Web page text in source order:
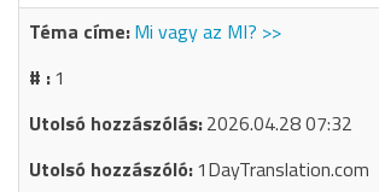
Mi vagy az MI? >>
1
2026.04.28 07:32
1DayTranslation.com